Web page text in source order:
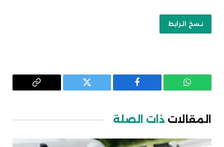
نسخ الرابط
واتساب فيسبوك تويتر
Copy
المقالات ذات الصلة